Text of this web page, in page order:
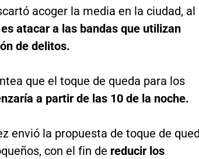
acoger la media en la ciudad, al
atacar a las bandas que utilizan
de delitos.
que el toque de queda para los
a partir de las 10 de la noche.
envió la propuesta de toque de
con el fin de reducir los